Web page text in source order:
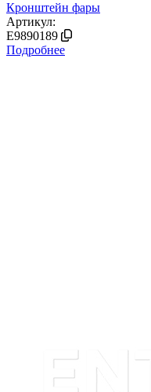
Кронштейн фары
Артикул:
E9890189
Подробнее